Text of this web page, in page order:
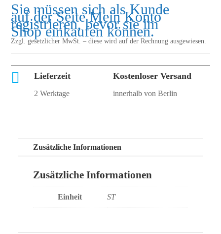
Sie müssen sich als Kunde
auf der SeiteMein Konto
registrieren, bevor sie im
Shop einkaufen können.
Zzgl. gesetzlicher MwSt. – diese wird auf der Rechnung ausgewiesen.
 Lieferzeit
2 Werktage
Kostenloser Versand
innerhalb von Berlin
Zusätzliche Informationen
Zusätzliche Informationen
Einheit ST